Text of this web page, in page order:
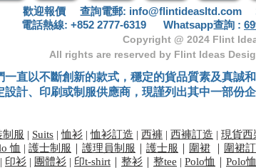
歡迎報價 查詢電郵: info@flintideasltd.com地
電話熱線: +852 2777-6319 Whatsapp查詢 :
Copyright @ 2024Flint
All rights are reserved by Flint Ideas
一直以不斷創新的款式，穩定的貨品質素及真誠
設計、印刷或制服供應商，現謹列出其中一部份
制服 | Suits |恤衫 |恤衫訂造 | 西褲 | 西褲訂造 | 現貨西
恤 | 護士制服 護理員制服 護士服 圍裙 圍裙
| 印衫 | 團體衫 | 印t-shirt 整衫 整tee | Polo恤 Polo